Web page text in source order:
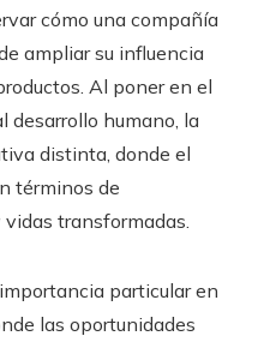
cómo una compañía
ampliar su influencia
Al poner en el
desarrollo humano, la
distinta, donde el
términos de
transformadas.
particular en
las oportunidades